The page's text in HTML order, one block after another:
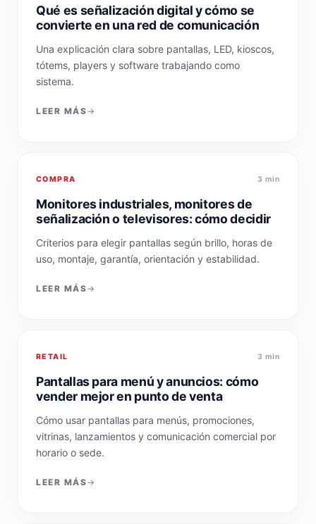
Qué es señalización digital y cómo se
convierte en una red de comunicación
Una explicación clara sobre pantallas, LED, kioscos,
tótems, players y software trabajando como
sistema.
LEER MÁS
COMPRA 3 min
Monitores industriales, monitores de
señalización o televisores: cómo decidir
Criterios para elegir pantallas según brillo, horas de
uso, montaje, garantía, orientación y estabilidad.
LEER MÁS
RETAIL 3 min
Pantallas para menú y anuncios: cómo
vender mejor en punto de venta
Cómo usar pantallas para menús, promociones,
vitrinas, lanzamientos y comunicación comercial por
horario o sede.
LEER MÁS